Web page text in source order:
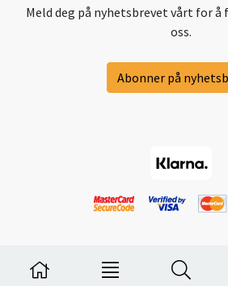
Meld deg på nyhetsbrevet vårt for
oss.
Abonner på